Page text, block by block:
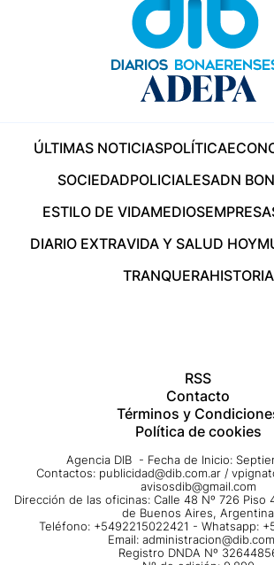
ÚLTIMAS NOTICIASPOLÍTICA
SOCIEDADPOLICIALESADN
ESTILO DE VIDAMEDIOS
DIARIO EXTRAVIDA Y SALUD HOY
TRANQUERAHISTORIA
RSS
Contacto
Términos y
Política de cookies
Agencia DIB - Fecha de Inicio:
Contactos: publicidad@dib.com.ar /
avisosdib@gmail.com
Dirección de las oficinas: Calle 48 Nº 726 Piso
de Buenos Aires, Argentina
Teléfono: +5492215022421 - Whatsapp:
Email:
Registro DNDA Nº